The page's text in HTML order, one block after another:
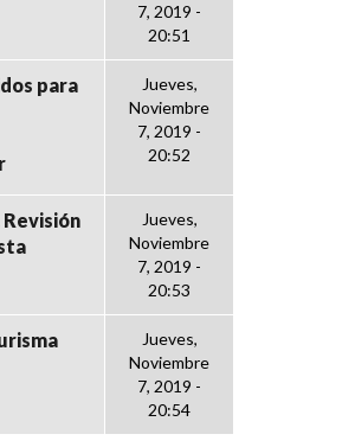
7, 2019 -
20:51
para
Jueves,
Noviembre
7, 2019 -
20:52
Jueves,
Noviembre
7, 2019 -
20:53
Jueves,
Noviembre
7, 2019 -
20:54